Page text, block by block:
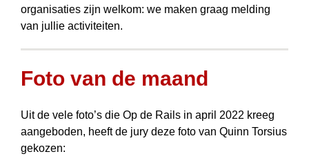
organisaties zijn welkom: we maken graag melding
van jullie activiteiten.
Foto van de maand
Uit de vele foto’s die Op de Rails in april 2022 kreeg
aangeboden, heeft de jury deze foto van Quinn Torsius
gekozen: